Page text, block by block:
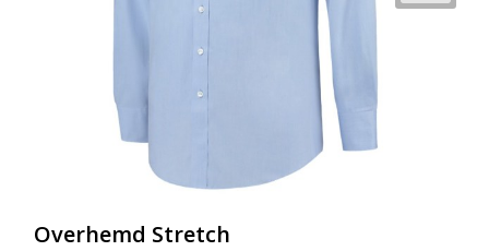
Overhemd Stretch